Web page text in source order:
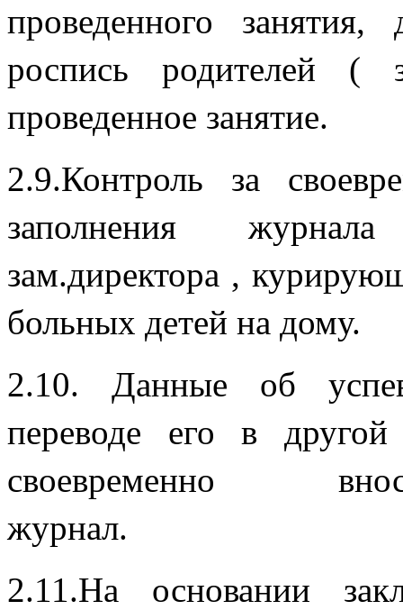
проведенного
роспись родителей (
2.9.Контроль за
заполнения
зам.директора ,
больных
2.10. Данные об
переводе его в
своевременно
2.11.На основании